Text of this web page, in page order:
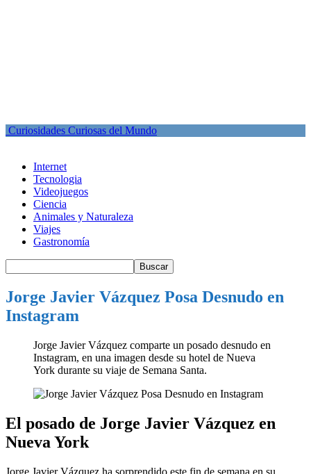
Curiosidades Curiosas del Mundo
Internet
Tecnologia
Videojuegos
Ciencia
Animales y Naturaleza
Viajes
Gastronomía
Jorge Javier Vázquez Posa Desnudo en
Instagram
Jorge Javier Vázquez comparte un posado desnudo en
Instagram, en una imagen desde su hotel de Nueva
York durante su viaje de Semana Santa.
El posado de Jorge Javier Vázquez en
Nueva York
Jorge Javier Vázquez ha sorprendido este fin de semana en su